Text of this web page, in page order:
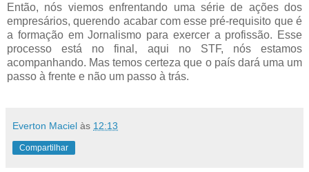
Então, nós viemos enfrentando uma série de ações dos
empresários, querendo acabar com esse pré-requisito que é
a formação em Jornalismo para exercer a profissão. Esse
processo está no final, aqui no STF, nós estamos
acompanhando. Mas temos certeza que o país dará uma um
passo à frente e não um passo à trás.
Everton Maciel às 12:13
Compartilhar